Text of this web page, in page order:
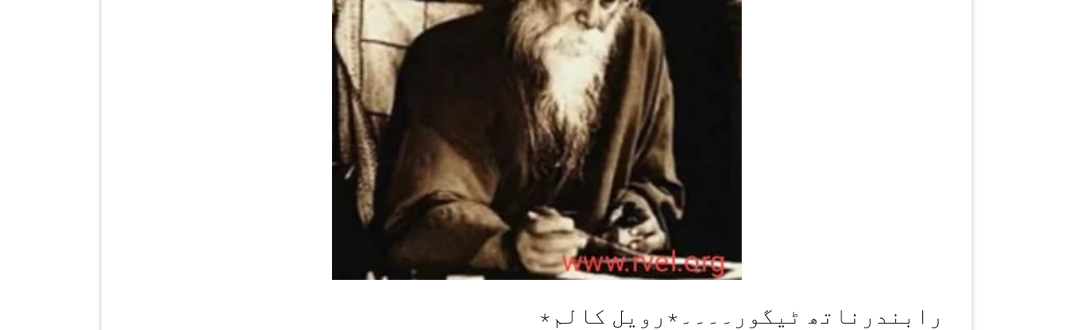
رابندرناتھ ٹیگور۔۔۔۔٭رویل کالم٭